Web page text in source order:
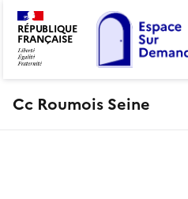
RÉPUBLIQUE
FRANÇAISE
Cc Roumois Seine